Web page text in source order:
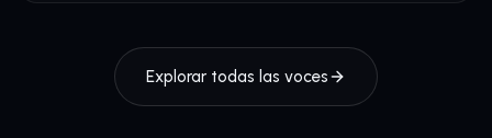
Explorar todas las voces